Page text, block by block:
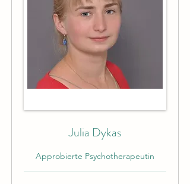
Julia Dykas
Approbierte Psychotherapeutin